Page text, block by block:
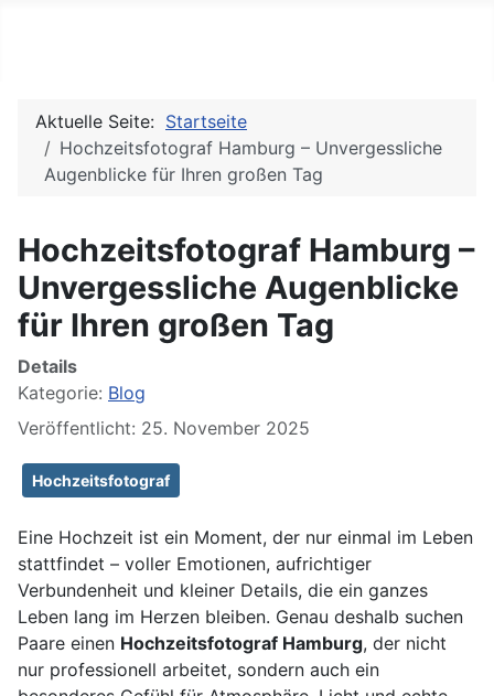
Aktuelle Seite: Startseite
Hochzeitsfotograf Hamburg – Unvergessliche
Augenblicke für Ihren großen Tag
Hochzeitsfotograf Hamburg –
Unvergessliche Augenblicke
für Ihren großen Tag
Details
Kategorie: Blog
Veröffentlicht: 25. November 2025
Hochzeitsfotograf
Eine Hochzeit ist ein Moment, der nur einmal im Leben
stattfindet – voller Emotionen, aufrichtiger
Verbundenheit und kleiner Details, die ein ganzes
Leben lang im Herzen bleiben. Genau deshalb suchen
Paare einen Hochzeitsfotograf Hamburg, der nicht
nur professionell arbeitet, sondern auch ein